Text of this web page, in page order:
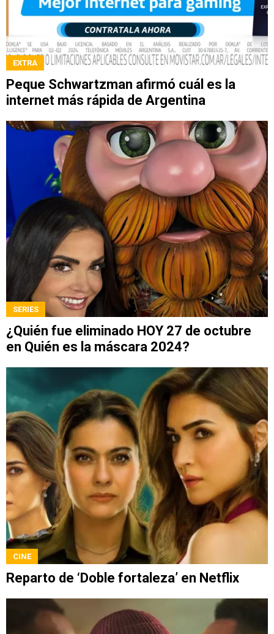
EXTRA
Peque Schwartzman afirmó cuál es la
internet más rápida de Argentina
SERIES
¿Quién fue eliminado HOY 27 de octubre
en Quién es la máscara 2024?
CINE
Reparto de ‘Doble fortaleza’ en Netflix